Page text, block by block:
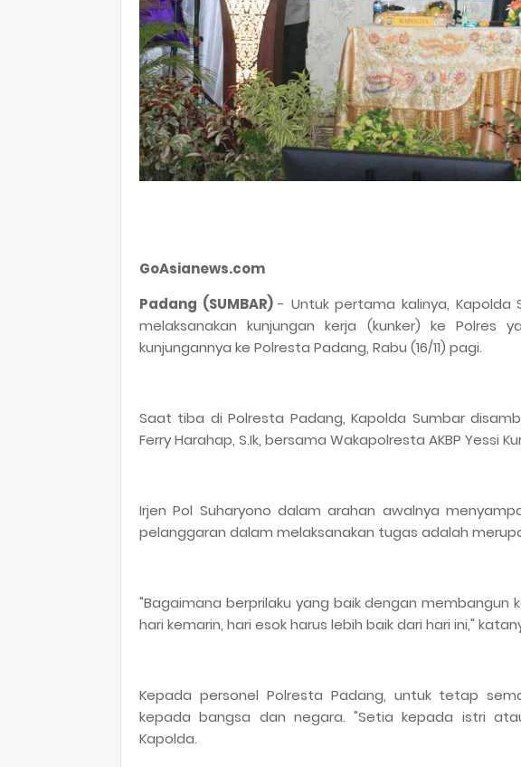
GoAsianews.com
Padang (SUMBAR)- Untuk pertama kalinya, Kapolda
melaksanakan kunjungan kerja (kunker) ke Polres
kunjungannya ke Polresta Padang, Rabu (16/11) pagi.
Saat tiba di Polresta Padang, Kapolda Sumbar
Ferry Harahap, S.Ik, bersama Wakapolresta AKBP Yessi
Irjen Pol Suharyono dalam arahan awalnya
pelanggaran dalam melaksanakan tugas adalah
"Bagaimana berprilaku yang baik dengan membangun
hari kemarin, hari esok harus lebih baik dari hari ini,"
Kepada personel Polresta Padang, untuk tetap
kepada bangsa dan negara. "Setia kepada istri
Kapolda.